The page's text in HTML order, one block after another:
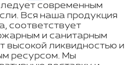
современным
Вся наша продукция
соответствует
и санитарным
высокой ликвидностью и
ресурсом. Мы